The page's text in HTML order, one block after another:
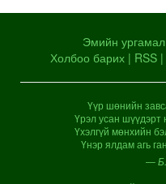
Эмийн
Холбоо барих | RSS
Үүр шөнийн
Үрэл усан шүүдэрт
Үхэлгүй мөнхийн
Үнэр ялдам агь
— Б.